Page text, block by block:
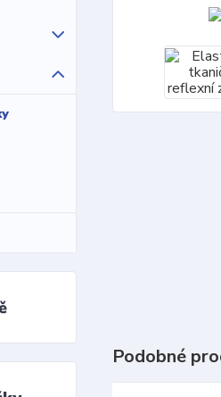
Podobné